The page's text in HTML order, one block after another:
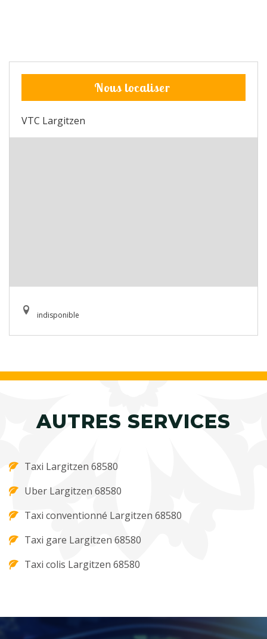
Nous localiser
VTC Largitzen
indisponible
AUTRES SERVICES
Taxi Largitzen 68580
Uber Largitzen 68580
Taxi conventionné Largitzen 68580
Taxi gare Largitzen 68580
Taxi colis Largitzen 68580